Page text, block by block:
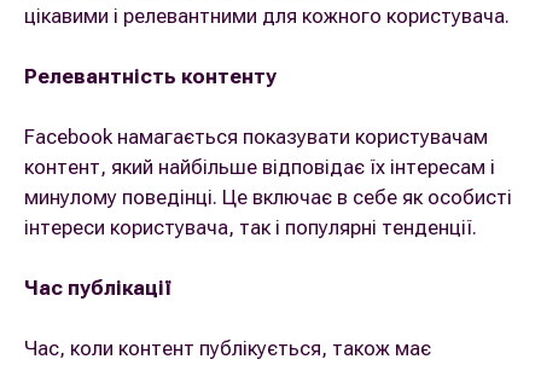
цікавими і релевантними для кожного користувача.
Релевантність контенту
Facebook намагається показувати користувачам
контент, який найбільше відповідає їх інтересам і
минулому поведінці. Це включає в себе як особисті
інтереси користувача, так і популярні тенденції.
Час публікації
Час, коли контент публікується, також має